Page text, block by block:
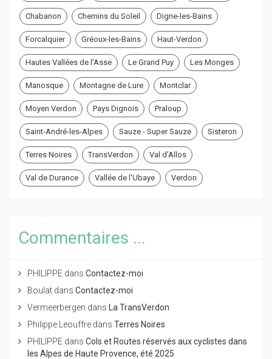
Chabanon Chemins du Soleil Digne-les-Bains
Forcalquier Gréoux-les-Bains Haut-Verdon
Hautes Vallées de l'Asse Le Grand Puy Les Monges
Manosque Montagne de Lure Montclar
Moyen Verdon Pays Dignois Praloup
Saint-André-les-Alpes Sauze - Super Sauze Sisteron
Terres Noires TransVerdon Val d'Allos
Val de Durance Vallée de l'Ubaye Verdon
Commentaires ...
PHILIPPE dans Contactez-moi
Boulat dans Contactez-moi
Vermeerbergen dans
La TransVerdon
Philippe Leouffre dans Terres Noires
PHILIPPE dans Cols et Routes réservés aux cyclistes dans
les Alpes de Haute Provence, été 2025